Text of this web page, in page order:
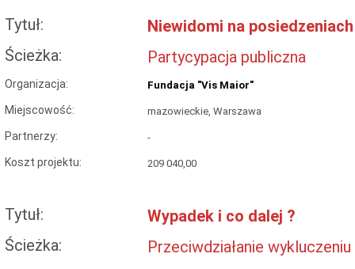
Tytuł:
Niewidomi na
Ścieżka:
Partycypacja publiczna
Organizacja: Fundacja "Vis Maior"
Miejscowość: mazowieckie, Warszawa
Partnerzy: -
Koszt projektu: 209 040,00
Tytuł:
Wypadek i co dalej ?
Ścieżka:
Przeciwdziałanie wykluczeniu